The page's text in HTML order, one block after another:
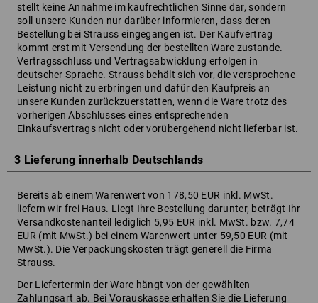
stellt keine Annahme im kaufrechtlichen Sinne dar, sondern
soll unsere Kunden nur darüber informieren, dass deren
Bestellung bei Strauss eingegangen ist. Der Kaufvertrag
kommt erst mit Versendung der bestellten Ware zustande.
Vertragsschluss und Vertragsabwicklung erfolgen in
deutscher Sprache. Strauss behält sich vor, die versprochene
Leistung nicht zu erbringen und dafür den Kaufpreis an
unsere Kunden zurückzuerstatten, wenn die Ware trotz des
vorherigen Abschlusses eines entsprechenden
Einkaufsvertrags nicht oder vorübergehend nicht lieferbar ist.
3 Lieferung innerhalb Deutschlands
Bereits ab einem Warenwert von 178,50 EUR inkl. MwSt.
liefern wir frei Haus. Liegt Ihre Bestellung darunter, beträgt Ihr
Versandkostenanteil lediglich 5,95 EUR inkl. MwSt. bzw. 7,74
EUR (mit MwSt.) bei einem Warenwert unter 59,50 EUR (mit
MwSt.). Die Verpackungskosten trägt generell die Firma
Strauss.
Der Liefertermin der Ware hängt von der gewählten
Zahlungsart ab. Bei Vorauskasse erhalten Sie die Lieferung